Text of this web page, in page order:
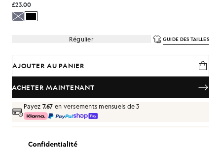
£23.00
Régulier GUIDE DES TAILLES
AJOUTER AU PANIER
ACHETER MAINTENANT
Payez 7.67 en versements mensuels de 3
gratuits.
Confidentialité